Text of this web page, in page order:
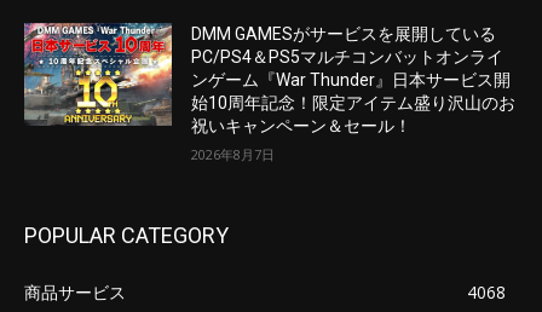
DMM GAMESがサービスを展開している
PC/PS4＆PS5マルチコンバットオンライ
ンゲーム『War Thunder』日本サービス開
始10周年記念！限定アイテム盛り沢山のお
祝いキャンペーン＆セール！
2026年8月7日
POPULAR CATEGORY
商品サービス
4068